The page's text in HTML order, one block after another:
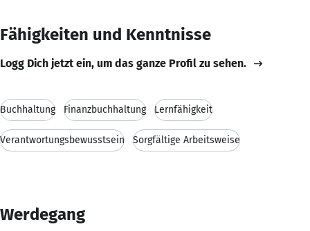
Fähigkeiten und Kenntnisse
Logg Dich jetzt ein, um das ganze Profil zu sehen.
Buchhaltung Finanzbuchhaltung Lernfähigkeit
Verantwortungsbewusstsein Sorgfältige Arbeitsweise
Werdegang